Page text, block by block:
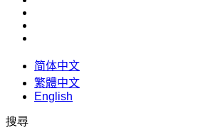
简体中文
繁體中文
English
搜尋